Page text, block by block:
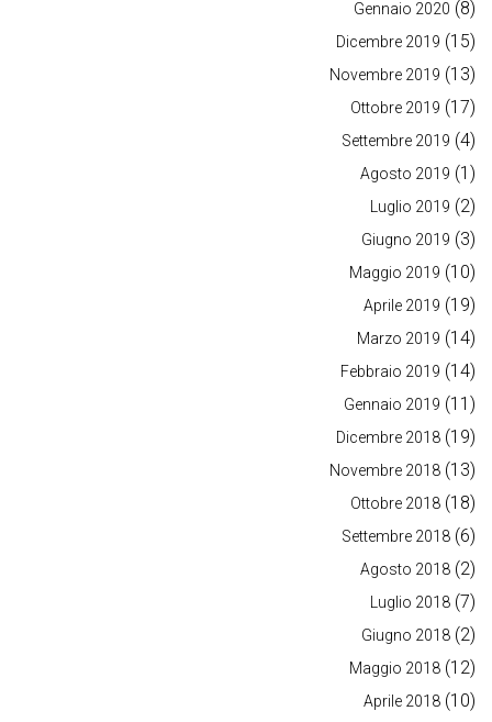
Gennaio 2020 (8)
Dicembre 2019 (15)
Novembre 2019 (13)
Ottobre 2019 (17)
Settembre 2019 (4)
Agosto 2019 (1)
Luglio 2019 (2)
Giugno 2019 (3)
Maggio 2019 (10)
Aprile 2019 (19)
Marzo 2019 (14)
Febbraio 2019 (14)
Gennaio 2019 (11)
Dicembre 2018 (19)
Novembre 2018 (13)
Ottobre 2018 (18)
Settembre 2018 (6)
Agosto 2018 (2)
Luglio 2018 (7)
Giugno 2018 (2)
Maggio 2018 (12)
Aprile 2018 (10)